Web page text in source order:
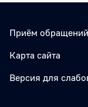
Приём обращений
Карта сайта
Версия для